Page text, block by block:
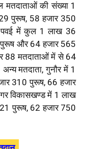
मतदाताओं की संख्या 1
पुरूष, 58 हजार 350
पवई में कुल 1 लाख 36
और 64 हजार 565
88 मतदाताओं में से 64
मतदाता, गुनौर में 1
310 पुरूष, 66 हजार
विकासखण्ड में 1 लाख
पुरूष, 62 हजार 750